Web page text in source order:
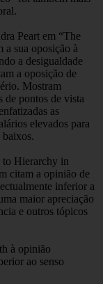
Peart em “The
a sua oposição à
a desigualdade
a oposição de
Mostram
de pontos de vista
as
elevados para
baixos.
to Hierarchy in
citam a opinião de
inferior a
maior apreciação
e outros tópicos
à opinião
ao senso